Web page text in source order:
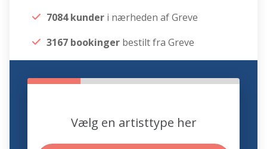
7084 kunder i nærheden af Greve
3167 bookinger bestilt fra Greve
Vælg en artisttype her